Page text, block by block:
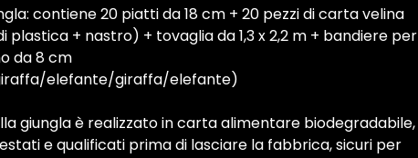
contiene 20 piatti da 18 cm + 20 pezzi di carta velina
+ nastro) + tovaglia da 1,3 x 2,2 m + bandiere per
da 8 cm
elefante/giraffa/elefante)
giungla è realizzato in carta alimentare biodegradabile,
e qualificati prima di lasciare la fabbrica, sicuri per